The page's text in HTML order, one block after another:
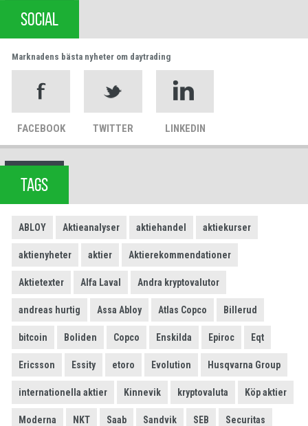
SOCIAL
Marknadens bästa nyheter om daytrading
FACEBOOK TWITTER LINKEDIN
TAGS
ABLOY Aktieanalyser aktiehandel aktiekurser
aktienyheter aktier Aktierekommendationer
Aktietexter Alfa Laval Andra kryptovalutor
andreas hurtig Assa Abloy Atlas Copco Billerud
bitcoin Boliden Copco Enskilda Epiroc Eqt
Ericsson Essity etoro Evolution Husqvarna Group
internationella aktier Kinnevik kryptovaluta Köp aktier
Moderna NKT Saab Sandvik SEB Securitas